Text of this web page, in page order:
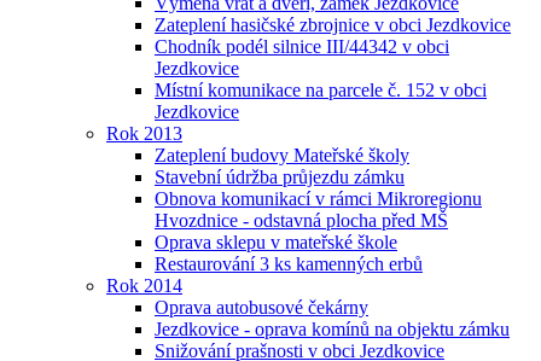
Zateplení hasičské zbrojnice v obci Jezdkovice
Chodník podél silnice III/44342 v obci
Jezdkovice
Místní komunikace na parcele č. 152 v obci
Jezdkovice
Rok 2013
Zateplení budovy Mateřské školy
Stavební údržba průjezdu zámku
Obnova komunikací v rámci Mikroregionu
Hvozdnice - odstavná plocha před MŠ
Oprava sklepu v mateřské škole
Restaurování 3 ks kamenných erbů
Rok 2014
Oprava autobusové čekárny
Jezdkovice - oprava komínů na objektu zámku
Snižování prašnosti v obci Jezdkovice